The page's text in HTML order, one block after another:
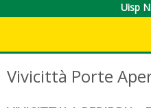
Uisp
Vivicittà Porte